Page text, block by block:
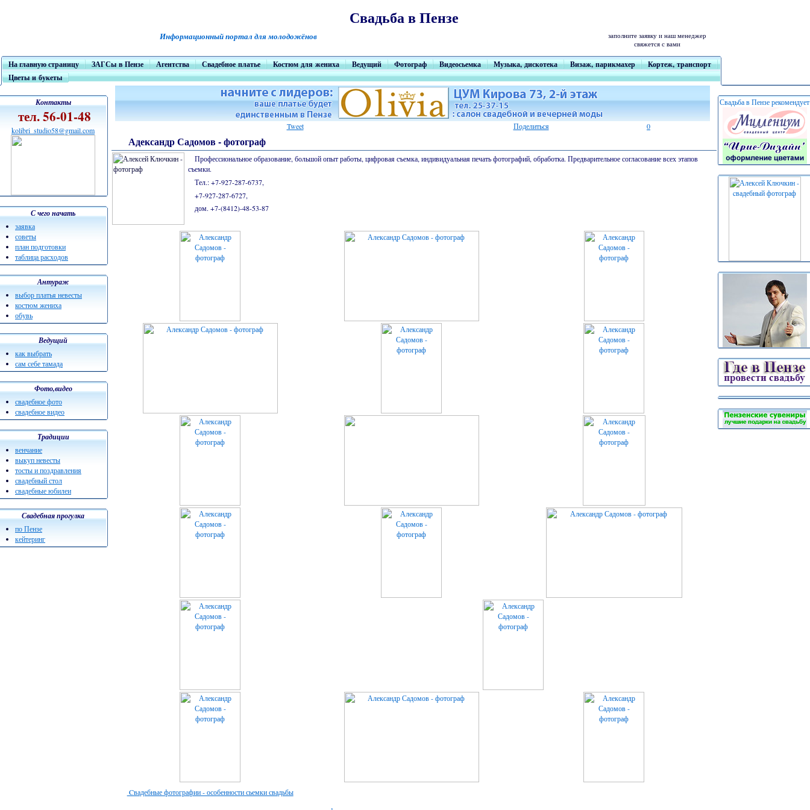
Свадьба в Пензе
Информационный портал для молодожёнов
заполните заявку и наш менеджер
свяжется с вами
На главную страницу ЗАГСы в Пензе Агентства Свадебное платье Костюм для жениха Ведущий Фотограф Видеосьемка Музыка, дискотека Визаж, парикмахер
Кортеж, транспорт
Цветы и букеты
Контакты
тел. 56-01-48
kolibri_studio58@gmail.com
С чего начать
заявка
советы
план подготовки
таблица расходов
Антураж
выбор платья невесты
костюм жениха
обувь
Ведущий
как выбрать
сам себе тамада
Фото,видео
свадебное фото
свадебное видео
Традиции
венчание
выкуп невесты
тосты и поздравления
свадебный стол
свадебные юбилеи
Свадебная прогулка
по Пензе
кейтеринг
Tweet Поделиться 0
Адександр Садомов - фотограф
Профессиональное образование, большой опыт работы, цифровая съемка, индивидуальная печать фотографий, обработка. Предварительное согласование всех этапов
съемки.
Тел.: +7-927-287-6737,
+7-927-287-6727,
дом. +7-(8412)-48-53-87
Cвадебные фотографии - особенности сьемки свадьбы